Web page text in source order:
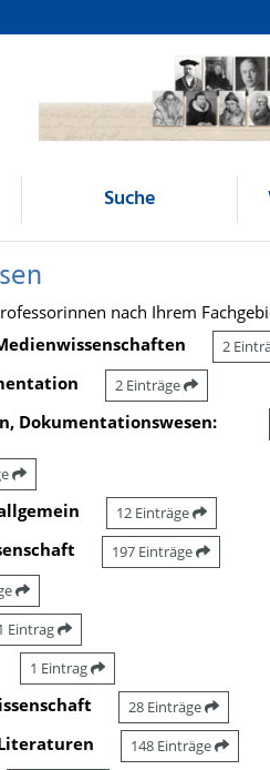
Suche
nach Ihrem
2
2 Einträge
Dokumentationswesen:
12 Einträge
197 Einträge
Eintrag
1 Eintrag
28 Einträge
148 Einträge